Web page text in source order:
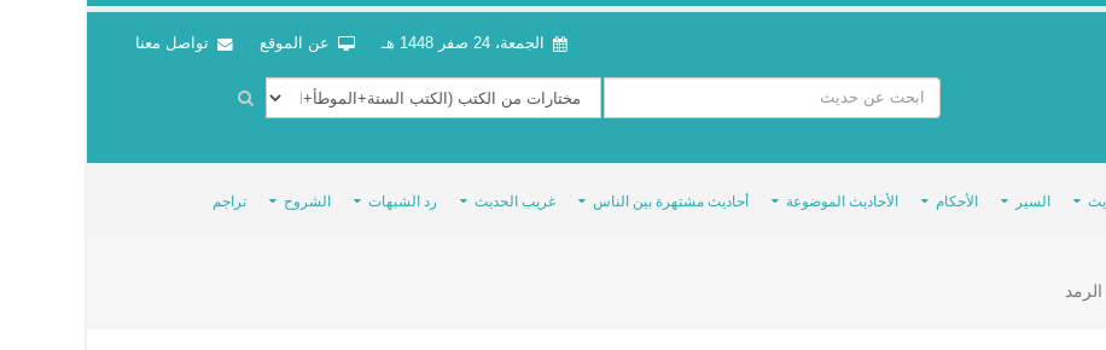
الجمعة، 24 صفر 1448 هـ عن الموقع تواصل معنا
السير الأحكام الأحاديث الموضوعة أحاديث مشتهرة بين الناس غريب الحديث رد الشبهات الشروح تراجم